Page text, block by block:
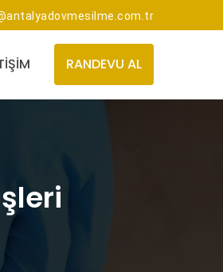
RANDEVU AL